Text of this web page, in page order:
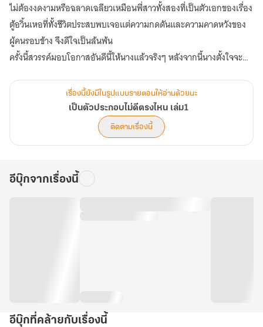
ไม่ต้องงดงามหรือฉลาดเฉลียวเหมือนพี่สาวทั้งสองที่เป็นตัวเอกของเรื่อง
ตู้อวิ้นเหอที่ทั้งชีวิตประสบพบเจอแต่ความกดดันและความคาดหวังของ
ผู้คนรอบข้าง จึงดีใจเป็นล้นพ้น
ครั้งนี้สวรรค์มอบโอกาสอันดีนี้ให้นางแล้วจริงๆ หลังจากนี้นางตั้งใจจะ
อย่างเต็มที่
เป็นตัวประกอบไม่ดีตรงไหน!
เรื่องนี้ยังมีในรูปแบบรายตอนให้อ่านด้วยนะ
เป็นตัวประกอบไม่ดีตรงไหน เล่ม1
ติดตามเรื่องนี้
อีบุ๊กจากเรื่องนี้
อีบุ๊กที่คล้ายกับเรื่องนี้